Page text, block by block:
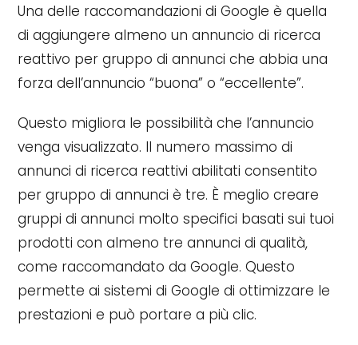
Una delle raccomandazioni di Google è quella
di aggiungere almeno un annuncio di ricerca
reattivo per gruppo di annunci che abbia una
forza dell’annuncio “buona” o “eccellente”.
Questo migliora le possibilità che l’annuncio
venga visualizzato. Il numero massimo di
annunci di ricerca reattivi abilitati consentito
per gruppo di annunci è tre. È meglio creare
gruppi di annunci molto specifici basati sui tuoi
prodotti con almeno tre annunci di qualità,
come raccomandato da Google. Questo
permette ai sistemi di Google di ottimizzare le
prestazioni e può portare a più clic.